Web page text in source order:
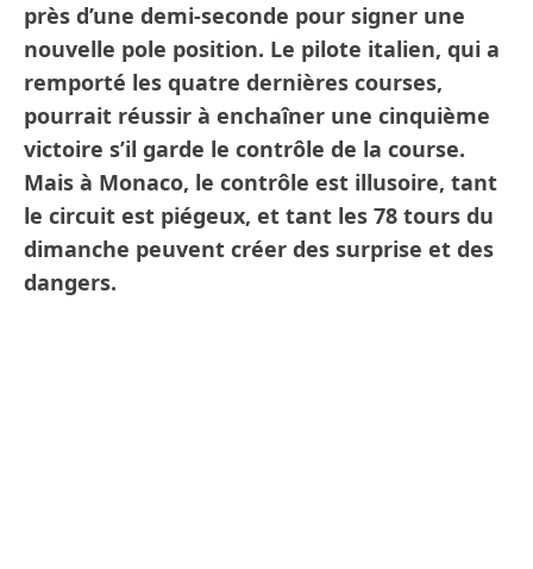
près d’une demi-seconde pour signer une
nouvelle pole position. Le pilote italien, qui a
remporté les quatre dernières courses,
pourrait réussir à enchaîner une cinquième
victoire s’il garde le contrôle de la course.
Mais à Monaco, le contrôle est illusoire, tant
le circuit est piégeux, et tant les 78 tours du
dimanche peuvent créer des surprise et des
dangers.